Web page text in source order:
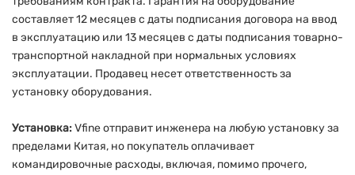
составляет 12 месяцев с даты подписания договора на ввод
в эксплуатацию или 13 месяцев с даты подписания товарно-
транспортной накладной при нормальных условиях
эксплуатации. Продавец несет ответственность за
установку оборудования.
Установка:Vfine отправит инженера на любую установку за
пределами Китая, но покупатель оплачивает
командировочные расходы, включая, помимо прочего,